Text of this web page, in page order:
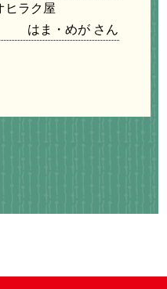
ラク屋
はま・めが